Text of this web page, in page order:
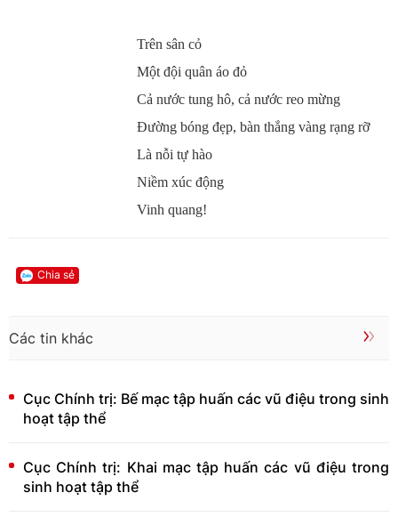
Trên sân cỏ
Một đội quân áo đỏ
Cả nước tung hô, cả nước reo mừng
Đường bóng đẹp, bàn thắng vàng rạng rỡ
Là nỗi tự hào
Niềm xúc động
Vinh quang!
Chia sẻ
Các tin khác
Cục Chính trị: Bế mạc tập huấn các vũ điệu trong sinh
hoạt tập thể
Cục Chính trị: Khai mạc tập huấn các vũ điệu trong
sinh hoạt tập thể